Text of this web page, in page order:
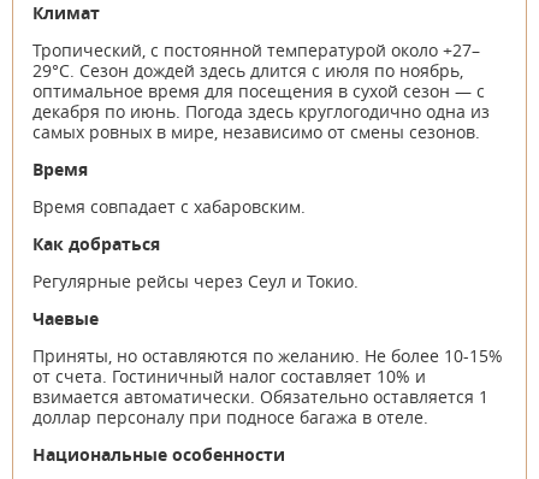
Климат
Тропический, с постоянной температурой около +27–
29°C. Сезон дождей здесь длится с июля по ноябрь,
оптимальное время для посещения в сухой сезон — с
декабря по июнь. Погода здесь круглогодично одна из
самых ровных в мире, независимо от смены сезонов.
Время
Время совпадает с хабаровским.
Как добраться
Регулярные рейсы через Сеул и Токио.
Чаевые
Приняты, но оставляются по желанию. Не более 10-15%
от счета. Гостиничный налог составляет 10% и
взимается автоматически. Обязательно оставляется 1
доллар персоналу при подносе багажа в отеле.
Национальные особенности